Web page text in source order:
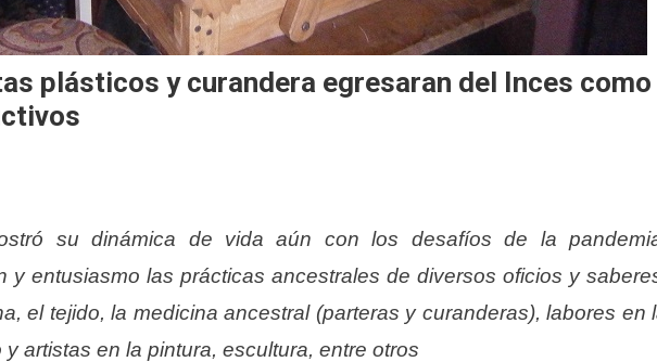
plásticos y curandera egresaran del Inces como
su dinámica de vida aún con los desafíos de la
y entusiasmo las prácticas ancestrales de diversos oficios y
el tejido, la medicina ancestral (parteras y curanderas), labores en
artistas en la pintura, escultura, entre otros